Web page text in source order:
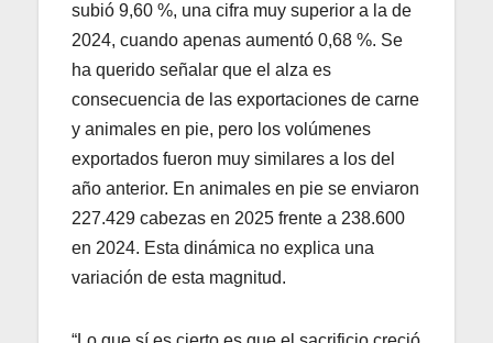
subió 9,60 %, una cifra muy superior a la de
2024, cuando apenas aumentó 0,68 %. Se
ha querido señalar que el alza es
consecuencia de las exportaciones de carne
y animales en pie, pero los volúmenes
exportados fueron muy similares a los del
año anterior. En animales en pie se enviaron
227.429 cabezas en 2025 frente a 238.600
en 2024. Esta dinámica no explica una
variación de esta magnitud.